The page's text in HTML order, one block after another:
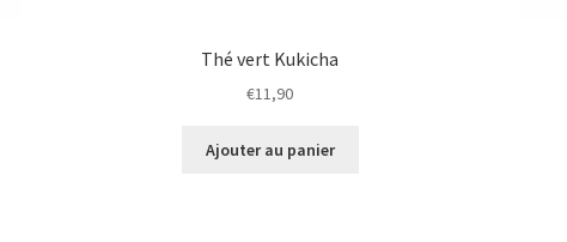
Thé vert Kukicha
€11,90
Ajouter au panier